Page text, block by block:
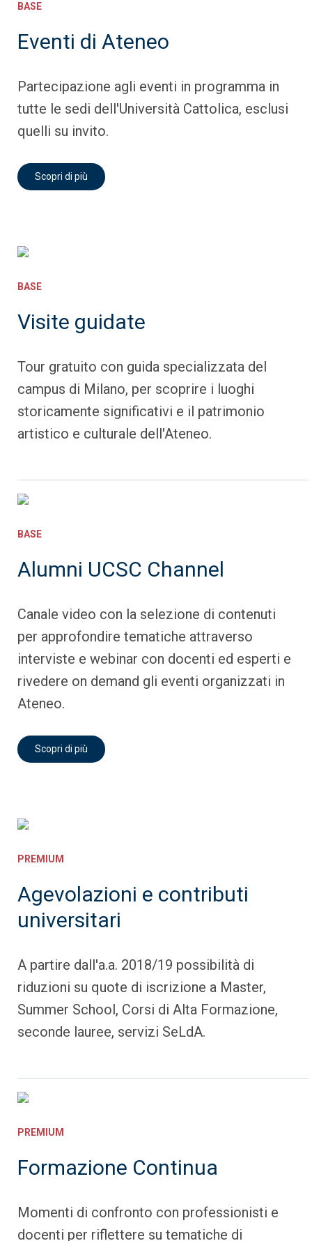
BASE
Eventi di Ateneo
Partecipazione agli eventi in programma in
tutte le sedi dell'Università Cattolica, esclusi
quelli su invito.
Scopri di più
BASE
Visite guidate
Tour gratuito con guida specializzata del
campus di Milano, per scoprire i luoghi
storicamente significativi e il patrimonio
artistico e culturale dell'Ateneo.
BASE
Alumni UCSC Channel
Canale video con la selezione di contenuti
per approfondire tematiche attraverso
interviste e webinar con docenti ed esperti e
rivedere on demand gli eventi organizzati in
Ateneo.
Scopri di più
PREMIUM
Agevolazioni e contributi
universitari
A partire dall'a.a. 2018/19 possibilità di
riduzioni su quote di iscrizione a Master,
Summer School, Corsi di Alta Formazione,
seconde lauree, servizi SeLdA.
PREMIUM
Formazione Continua
Momenti di confronto con professionisti e
docenti per riflettere su tematiche di